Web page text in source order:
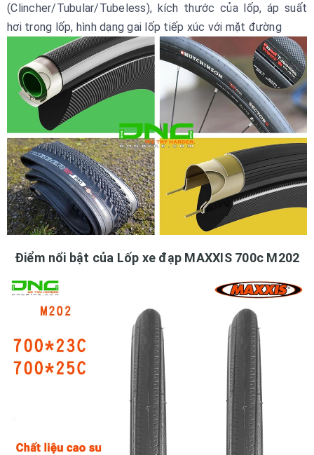
(Clincher/Tubular/Tubeless), kích thước của lốp, áp suất
hơi trong lốp, hình dạng gai lốp tiếp xúc với mặt đường
Điểm nổi bật của Lốp xe đạp MAXXIS 700c M202